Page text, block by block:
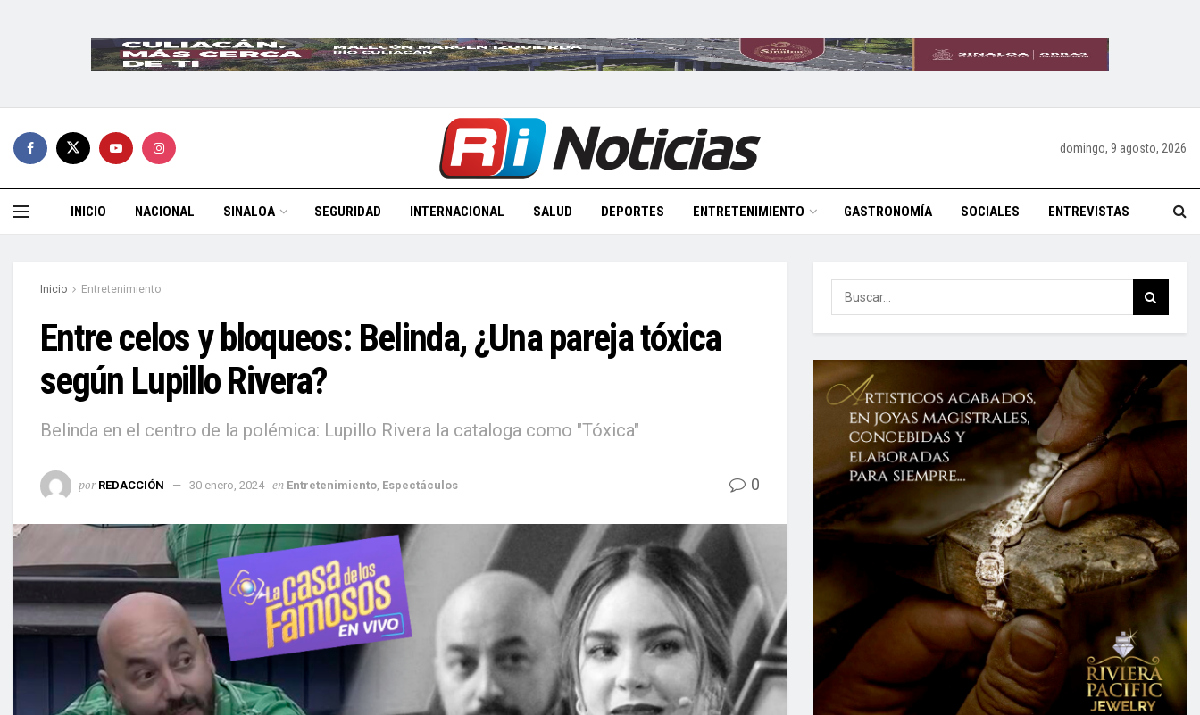
domingo, 9 agosto, 2026
INICIO NACIONAL SINALOA SEGURIDAD INTERNACIONAL SALUD DEPORTES ENTRETENIMIENTO GASTRONOMÍA SOCIALES ENTREVISTAS
Inicio Entretenimiento
Entre celos y bloqueos: Belinda, ¿Una pareja tóxica
según Lupillo Rivera?
Belinda en el centro de la polémica: Lupillo Rivera la cataloga como "Tóxica"
por REDACCIÓN 30 enero, 2024 en Entretenimiento Espectáculos 0